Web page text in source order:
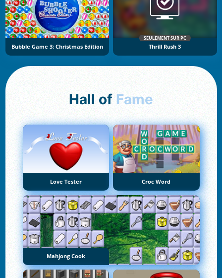
Bubble Game 3: Christmas Edition
SEULEMENT SUR PC
Thrill Rush 3
Hall of Fame
Love Tester Croc Word
Mahjong Cook